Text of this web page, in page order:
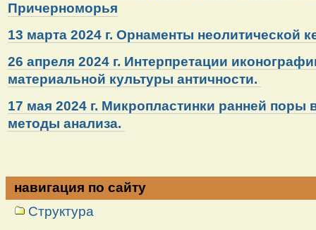
Причерноморья
13 марта 2024 г. Орнаменты неолитической
26 апреля 2024 г. Интерпретации
материальной культуры античности.
17 мая 2024 г. Микропластинки ранней поры
методы анализа.
навигация по сайту
Структура